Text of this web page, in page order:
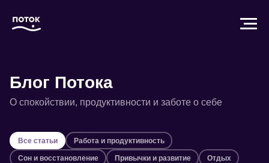
Блог Потока
О спокойствии, продуктивности и заботе о себе
Все статьи Работа и продуктивность
Сон и восстановление Привычки и развитие Отдых